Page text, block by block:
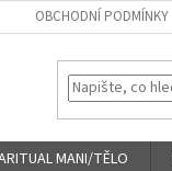
OBCHODNÍ PODMÍNKY
MANI/TĚLO